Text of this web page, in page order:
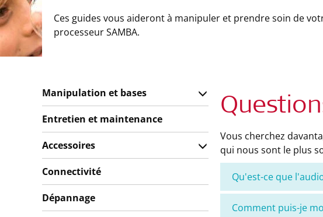
Ces guides vous aideront à manipuler et prendre soin de
processeur SAMBA.
Vous cherchez
qui nous sont le plus
Qu'est-ce que
Comment puis-je
Manipulation et bases
Entretien et maintenance
Accessoires
Connectivité
Dépannage